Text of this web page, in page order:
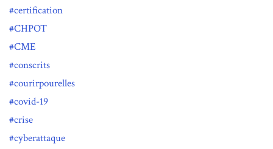
certification
CHPOT
CME
conscrits
courirpourelles
covid-19
crise
cyberattaque